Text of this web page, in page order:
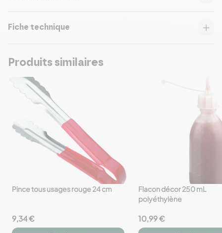
Fiche technique
Produits similaires
favorite_border
Pince tous usages rouge 24 cm
9,34 €
favorite_border
Flacon décor 250 mL
polyéthylène
10,99 €